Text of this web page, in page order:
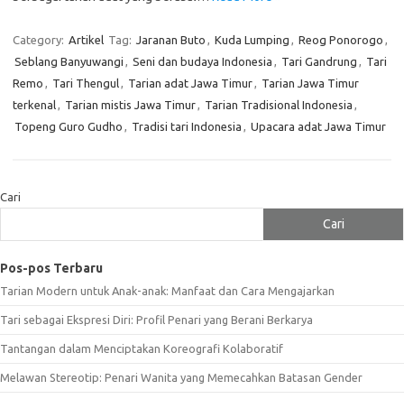
Category: Artikel Tag: Jaranan Buto , Kuda Lumping , Reog Ponorogo ,
Seblang Banyuwangi , Seni dan budaya Indonesia , Tari Gandrung , Tari
Remo , Tari Thengul, Tarian adat Jawa Timur, Tarian Jawa Timur
terkenal, Tarian mistis Jawa Timur, Tarian Tradisional Indonesia ,
Topeng Guro Gudho , Tradisi tari Indonesia , Upacara adat Jawa Timur
Cari
Cari
Pos-pos Terbaru
Tarian Modern untuk Anak-anak: Manfaat dan Cara Mengajarkan
Tari sebagai Ekspresi Diri: Profil Penari yang Berani Berkarya
Tantangan dalam Menciptakan Koreografi Kolaboratif
Melawan Stereotip: Penari Wanita yang Memecahkan Batasan Gender